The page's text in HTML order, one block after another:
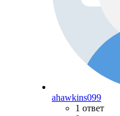
ahawkins099
1 ответ